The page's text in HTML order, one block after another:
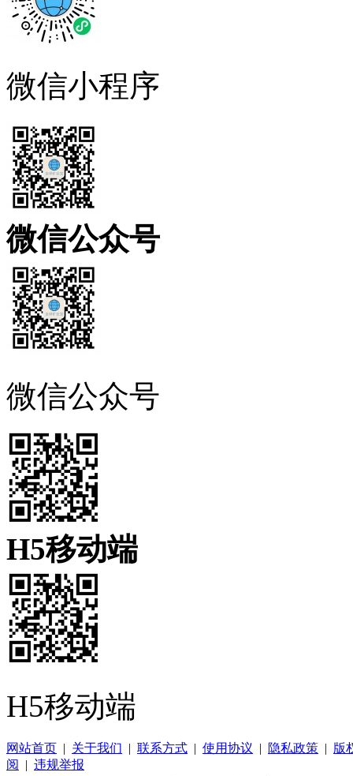
微信小程序
微信公众号
微信公众号
H5移动端
H5移动端
网站首页 | 关于我们 | 联系方式 | 使用协议 | 隐私政策 | 版
阅
| 违规举报